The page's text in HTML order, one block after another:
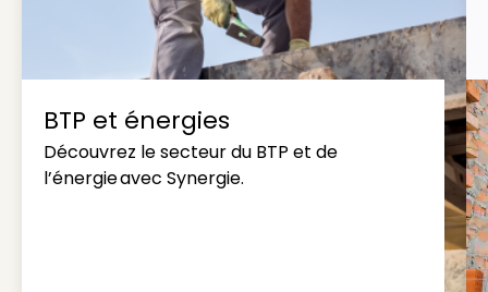
BTP et énergies
Découvrez le secteur du BTP et de
l’énergie avec Synergie.